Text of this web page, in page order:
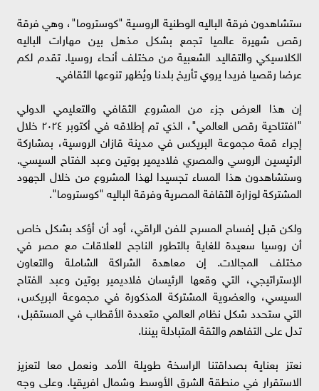
ستشاهدون فرقة الباليه الوطنية الروسية "كوستروما"، وهي فرقة
رقص شهيرة عالميا تجمع بشكل مذهل بين مهارات الباليه
الكلاسيكي والتقاليد الشعبية من مختلف أنحاء روسيا. تقدم لكم
عرضا رقصيا فريدا يروي تأريخ بلدنا ويُظهر تنوعها الثقافي.
إن هذا العرض جزء من المشروع الثقافي والتعليمي الدولي
"افتتاحية رقص العالمي"، الذي تم إطلاقه في أكتوبر ٢٠٢٤ خلال
إجراء قمة مجموعة البريكس في مدينة قازان الروسية، بمشاركة
الرئيسين الروسي والمصري فلاديمير بوتين وعبد الفتاح السيسي.
وستشاهدون هذا المساء تجسيدا لهذا المشروع من خلال الجهود
المشتركة لوزارة الثقافة المصرية وفرقة الباليه "كوستروما".
ولكن قبل إفساح المسرح للفن الراقي، أود أن أؤكد بشكل خاص
أن روسيا سعيدة للغاية بالتطور الناجح للعلاقات مع مصر في
مختلف المجالات. إن معاهدة الشراكة الشاملة والتعاون
الإستراتيجي، التي وقعها الرئيسان فلاديمير بوتين وعبد الفتاح
السيسي، والعضوية المشتركة المذكورة في مجموعة البريكس،
التي ستحدد شكل نظام العالمي متعددة الأقطاب في المستقبل،
تدل على التفاهم والثقة المتبادلة بيننا.
نعتز بعناية بصداقتنا الراسخة طويلة الأمد ونعمل معا لتعزيز
الاستقرار في منطقة الشرق الأوسط وشمال افريقيا. وعلى وجه